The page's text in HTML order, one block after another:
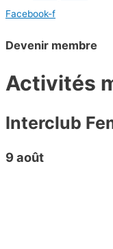
Facebook-f
Devenir membre
Activités
Interclub
9 août